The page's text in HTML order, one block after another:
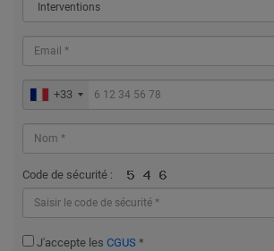
+33
Code de sécurité :
J'accepte les CGUS *